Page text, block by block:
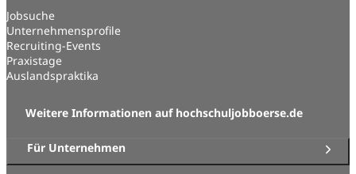
Jobsuche
Unternehmensprofile
Recruiting-Events
Praxistage
Auslandspraktika
Weitere Informationen auf hochschuljobboerse.de
Für Unternehmen